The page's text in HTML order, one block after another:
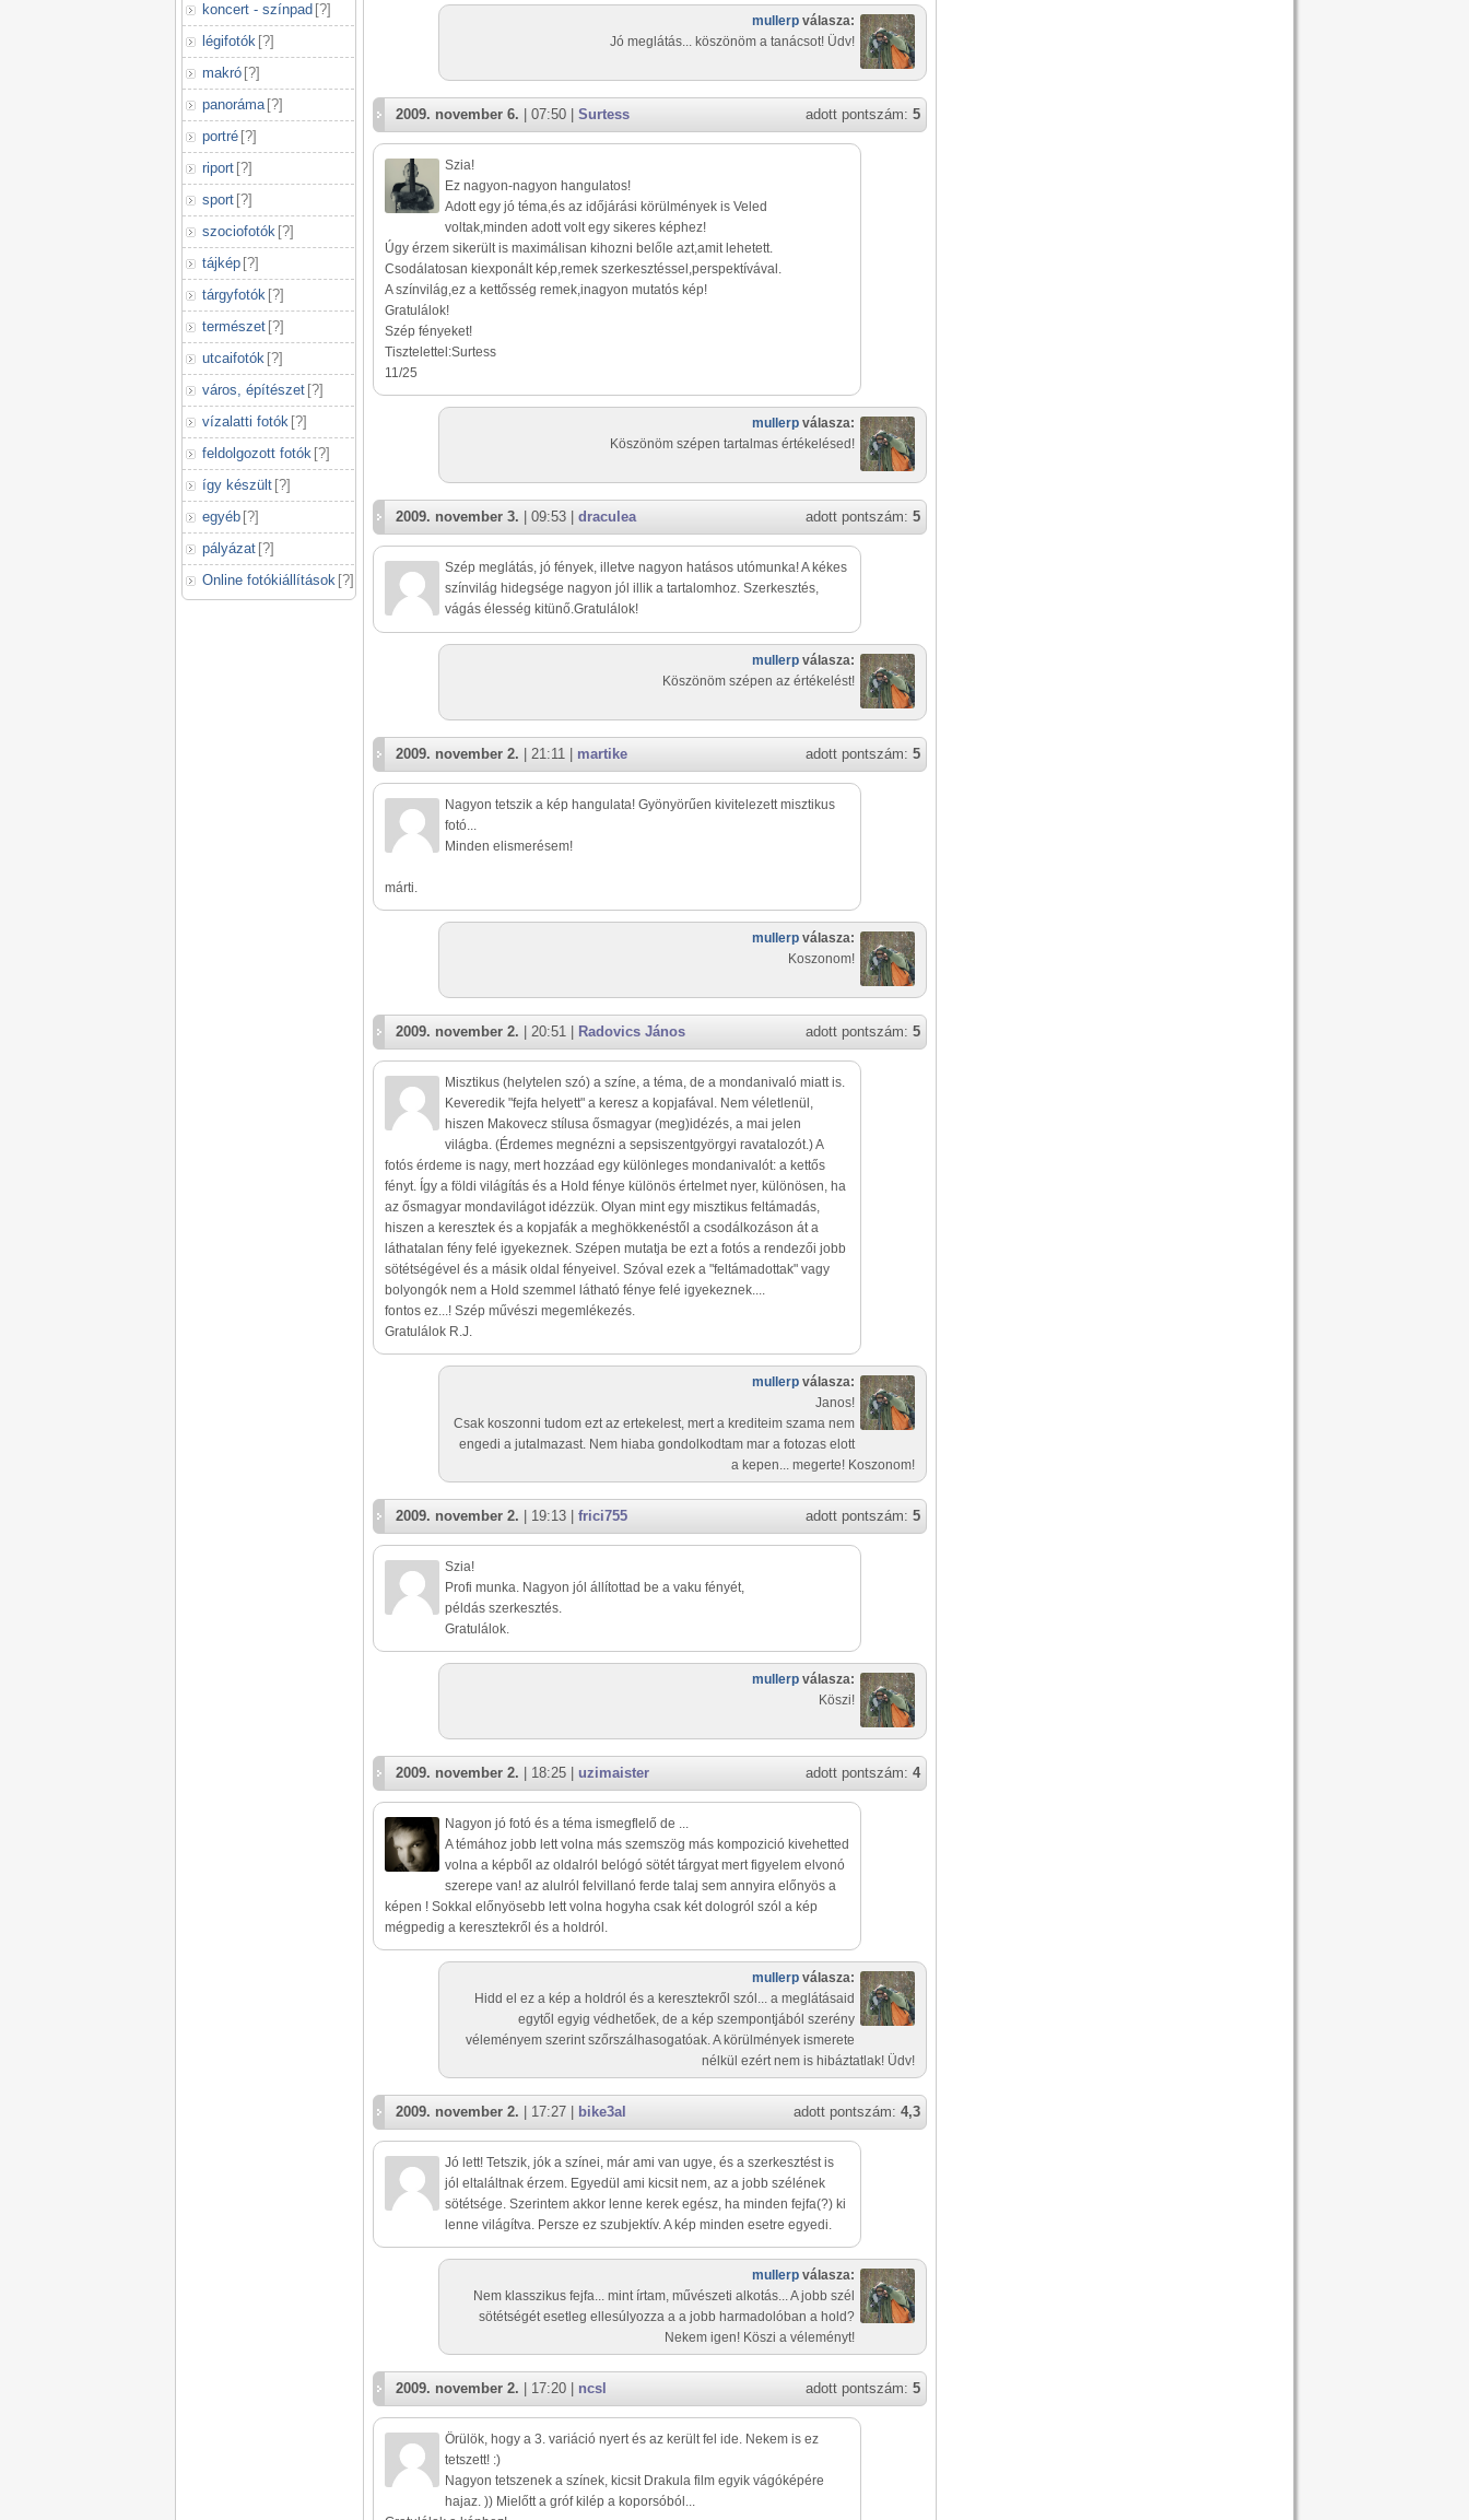
koncert - színpad [?]
légifotók [?]
makró [?]
panoráma [?]
portré [?]
riport [?]
sport [?]
szociofotók [?]
tájkép [?]
tárgyfotók [?]
természet [?]
utcaifotók [?]
város, építészet [?]
vízalatti fotók [?]
feldolgozott fotók [?]
így készült [?]
egyéb [?]
pályázat [?]
Online fotókiállítások [?]
mullerp válasza:
Jó meglátás... köszönöm a tanácsot! Üdv!
adott pontszám: 5
2009. november 6. | 07:50 | Surtess
Szia!
Ez nagyon-nagyon hangulatos!
Adott egy jó téma,és az időjárási körülmények is Veled
voltak,minden adott volt egy sikeres képhez!
Úgy érzem sikerült is maximálisan kihozni belőle azt,amit lehetett.
Csodálatosan kiexponált kép,remek szerkesztéssel,perspektívával.
A színvilág,ez a kettősség remek,inagyon mutatós kép!
Gratulálok!
Szép fényeket!
Tisztelettel:Surtess
11/25
mullerp válasza:
Köszönöm szépen tartalmas értékelésed!
adott pontszám: 5
2009. november 3. | 09:53 | draculea
Szép meglátás, jó fények, illetve nagyon hatásos utómunka! A kékes
színvilág hidegsége nagyon jól illik a tartalomhoz. Szerkesztés,
vágás élesség kitünő.Gratulálok!
mullerp válasza:
Köszönöm szépen az értékelést!
adott pontszám: 5
2009. november 2. | 21:11 | martike
Nagyon tetszik a kép hangulata! Gyönyörűen kivitelezett misztikus
fotó...
Minden elismerésem!
márti.
mullerp válasza:
Koszonom!
adott pontszám: 5
2009. november 2. | 20:51 | Radovics János
Misztikus (helytelen szó) a színe, a téma, de a mondanivaló miatt is.
Keveredik "fejfa helyett" a keresz a kopjafával. Nem véletlenül,
hiszen Makovecz stílusa ősmagyar (meg)idézés, a mai jelen
világba. (Érdemes megnézni a sepsiszentgyörgyi ravatalozót.) A
fotós érdeme is nagy, mert hozzáad egy különleges mondanivalót: a kettős
fényt. Így a földi világítás és a Hold fénye különös értelmet nyer, különösen, ha
az ősmagyar mondavilágot idézzük. Olyan mint egy misztikus feltámadás,
hiszen a keresztek és a kopjafák a meghökkenéstől a csodálkozáson át a
láthatalan fény felé igyekeznek. Szépen mutatja be ezt a fotós a rendezői jobb
sötétségével és a másik oldal fényeivel. Szóval ezek a "feltámadottak" vagy
bolyongók nem a Hold szemmel látható fénye felé igyekeznek....
fontos ez...! Szép művészi megemlékezés.
Gratulálok R.J.
mullerp válasza:
Janos!
Csak koszonni tudom ezt az ertekelest, mert a krediteim szama nem
engedi a jutalmazast. Nem hiaba gondolkodtam mar a fotozas elott
a kepen... megerte! Koszonom!
adott pontszám: 5
2009. november 2. | 19:13 | frici755
Szia!
Profi munka. Nagyon jól állítottad be a vaku fényét,
példás szerkesztés.
Gratulálok.
mullerp válasza:
Köszi!
adott pontszám: 4
2009. november 2. | 18:25 | uzimaister
Nagyon jó fotó és a téma ismegflelő de ...
A témához jobb lett volna más szemszög más kompozició kivehetted
volna a képből az oldalról belógó sötét tárgyat mert figyelem elvonó
szerepe van! az alulról felvillanó ferde talaj sem annyira előnyös a
képen ! Sokkal előnyösebb lett volna hogyha csak két dologról szól a kép
mégpedig a keresztekről és a holdról.
mullerp válasza:
Hidd el ez a kép a holdról és a keresztekről szól... a meglátásaid
egytől egyig védhetőek, de a kép szempontjából szerény
véleményem szerint szőrszálhasogatóak. A körülmények ismerete
nélkül ezért nem is hibáztatlak! Üdv!
adott pontszám: 4,3
2009. november 2. | 17:27 | bike3al
Jó lett! Tetszik, jók a színei, már ami van ugye, és a szerkesztést is
jól eltaláltnak érzem. Egyedül ami kicsit nem, az a jobb szélének
sötétsége. Szerintem akkor lenne kerek egész, ha minden fejfa(?) ki
lenne világítva. Persze ez szubjektív. A kép minden esetre egyedi.
mullerp válasza:
Nem klasszikus fejfa... mint írtam, művészeti alkotás... A jobb szél
sötétségét esetleg ellesúlyozza a a jobb harmadolóban a hold?
Nekem igen! Köszi a véleményt!
adott pontszám: 5
2009. november 2. | 17:20 | ncsl
Örülök, hogy a 3. variáció nyert és az került fel ide. Nekem is ez
tetszett! :)
Nagyon tetszenek a színek, kicsit Drakula film egyik vágóképére
hajaz. )) Mielőtt a gróf kilép a koporsóból...